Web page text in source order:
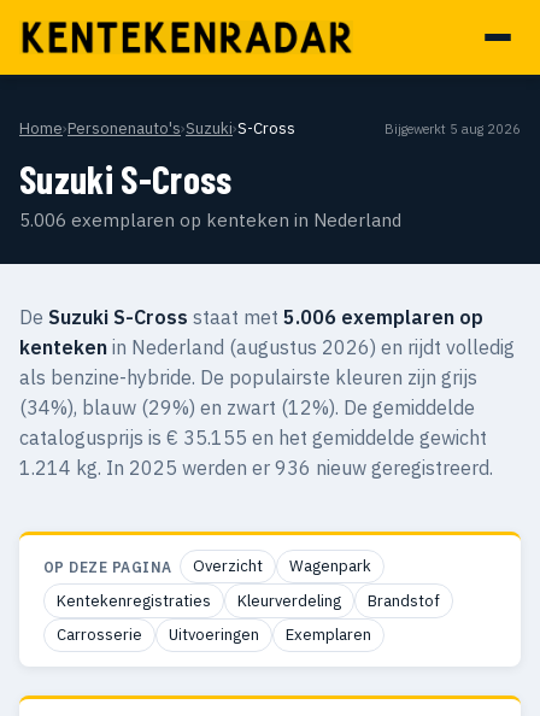
Home›Personenauto's›Suzuki›S-Cross Bijgewerkt 5 aug 2026
Suzuki S-Cross
5.006 exemplaren op kenteken in Nederland
De Suzuki S-Cross staat met 5.006 exemplaren op
kenteken in Nederland (augustus 2026) en rijdt volledig
als benzine-hybride. De populairste kleuren zijn grijs
(34%), blauw (29%) en zwart (12%). De gemiddelde
catalogusprijs is € 35.155 en het gemiddelde gewicht
1.214 kg. In 2025 werden er 936 nieuw geregistreerd.
OP DEZE PAGINA Overzicht
Wagenpark
Kentekenregistraties
Kleurverdeling
Brandstof
Carrosserie
Uitvoeringen Exemplaren